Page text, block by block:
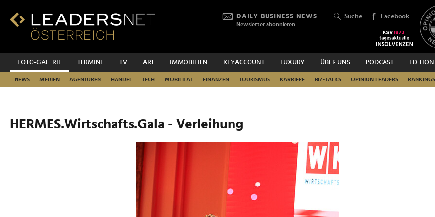
Inhalt
Fußzeilen-
Hauptnavigation
DAILY BUSINESS NEWS
Newsletter abonnieren
Suche Facebook
FOTO-GALERIE TERMINE TV ART IMMOBILIEN KEYACCOUNT LUXURY ÜBER UNS PODCAST EDITION
NEWS MEDIEN AGENTUREN HANDEL TECH MOBILITÄT FINANZEN TOURISMUS KARRIERE BIZ-TALKS OPINION LEADERS RANKINGS
SUCHEN
HERMES.Wirtschafts.Gala - Verleihung